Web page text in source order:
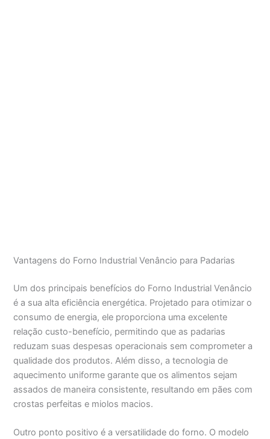
Vantagens do Forno Industrial Venâncio para Padarias
Um dos principais benefícios do Forno Industrial Venâncio
é a sua alta eficiência energética. Projetado para otimizar o
consumo de energia, ele proporciona uma excelente
relação custo-benefício, permitindo que as padarias
reduzam suas despesas operacionais sem comprometer a
qualidade dos produtos. Além disso, a tecnologia de
aquecimento uniforme garante que os alimentos sejam
assados de maneira consistente, resultando em pães com
crostas perfeitas e miolos macios.
Outro ponto positivo é a versatilidade do forno. O modelo